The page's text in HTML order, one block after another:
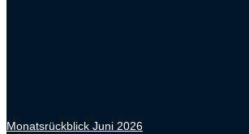
Monatsrückblick Juni 2026